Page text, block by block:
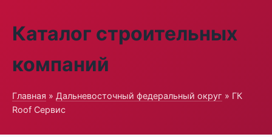
Каталог строительных
компаний
Главная » Дальневосточный федеральный округ » ГК
Roof Сервис